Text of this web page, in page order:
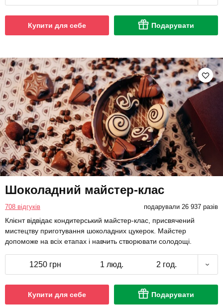
Купити для себе Подарувати
Шоколадний майстер-клас
708 відгуків подарували 26 937 разів
Клієнт відвідає кондитерський майстер-клас, присвячений
мистецтву приготування шоколадних цукерок. Майстер
допоможе на всіх етапах і навчить створювати солодощі.
1250 грн 1 люд. 2 год.
Купити для себе Подарувати